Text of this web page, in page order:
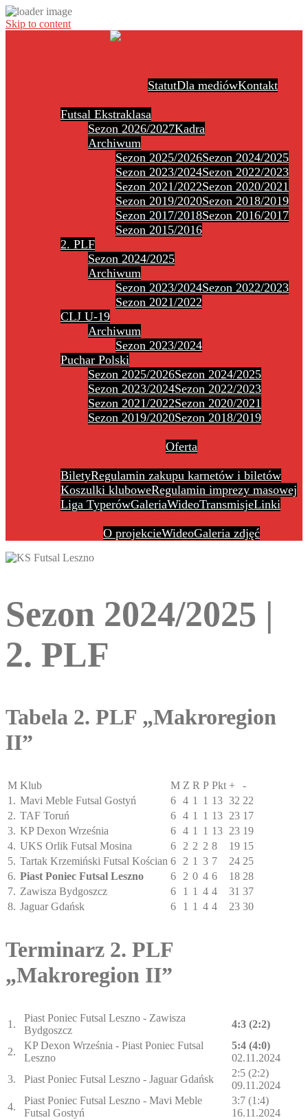
Skip to content
StatutDla mediówKontakt
Futsal Ekstraklasa
Sezon 2026/2027Kadra
Archiwum
Sezon 2025/2026Sezon 2024/2025
Sezon 2023/2024Sezon 2022/2023
Sezon 2021/2022Sezon 2020/2021
Sezon 2019/2020Sezon 2018/2019
Sezon 2017/2018Sezon 2016/2017
Sezon 2015/2016
2. PLF
Sezon 2024/2025
Archiwum
Sezon 2023/2024Sezon 2022/2023
Sezon 2021/2022
CLJ U-19
Archiwum
Sezon 2023/2024
Puchar Polski
Sezon 2025/2026Sezon 2024/2025
Sezon 2023/2024Sezon 2022/2023
Sezon 2021/2022Sezon 2020/2021
Sezon 2019/2020Sezon 2018/2019
Oferta
BiletyRegulamin zakupu karnetów i biletów
Koszulki kluboweRegulamin imprezy masowej
Liga TyperówGaleriaWideoTransmisjeLinki
O projekcieWideoGaleria zdjęć
Sezon 2024/2025 |
2. PLF
Tabela 2. PLF „Makroregion
II”
M Klub M Z R P Pkt +
-
1. Mavi Meble Futsal Gostyń 6 4 1 1 13 32 22
2. TAF Toruń 6 4 1 1 13 23 17
3. KP Dexon Września 6 4 1 1 13 23 19
4. UKS Orlik Futsal Mosina 6 2 2 2 8 19 15
5. Tartak Krzemiński Futsal Kościan 6 2 1 3 7 24 25
6. Piast Poniec Futsal Leszno 6 2 0 4 6 18 28
7. Zawisza Bydgoszcz 6 1 1 4 4 31 37
8. Jaguar Gdańsk 6 1 1 4 4 23 30
Terminarz 2. PLF
„Makroregion II”
1.
Piast Poniec Futsal Leszno - Zawisza
Bydgoszcz
4:3 (2:2)
2.
KP Dexon Września - Piast Poniec Futsal
Leszno
5:4 (4:0)
02.11.2024
3.
Piast Poniec Futsal Leszno - Jaguar Gdańsk
2:5 (2:2)
09.11.2024
4.
Piast Poniec Futsal Leszno - Mavi Meble
Futsal Gostyń
3:7 (1:4)
16.11.2024